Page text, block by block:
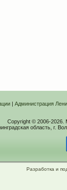
| Администрация
Copyright © 2006-2026.
область, г.
Разработка и